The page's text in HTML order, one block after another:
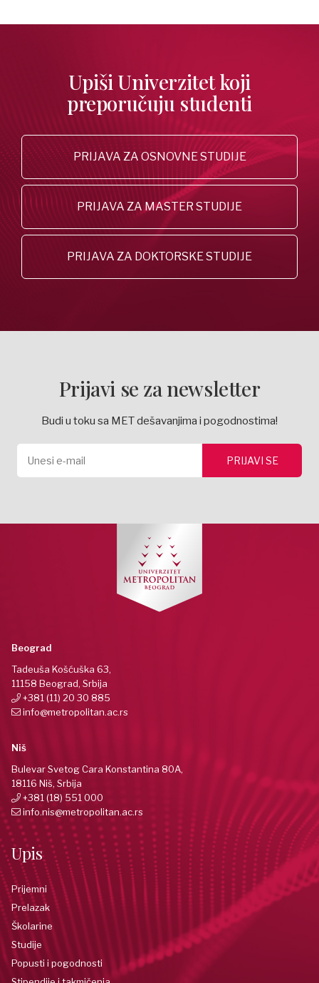
Upiši Univerzitet koji
preporučuju studenti
PRIJAVA ZA OSNOVNE STUDIJE
PRIJAVA ZA MASTER STUDIJE
PRIJAVA ZA DOKTORSKE STUDIJE
Prijavi se za newsletter
Budi u toku sa MET dešavanjima i pogodnostima!
Beograd
Tadeuša Košćuška 63,
11158 Beograd, Srbija
+381 (11) 20 30 885
info@metropolitan.ac.rs
Niš
Bulevar Svetog Cara Konstantina 80A,
18116 Niš, Srbija
+381 (18) 551 000
info.nis@metropolitan.ac.rs
Upis
Prijemni
Prelazak
Školarine
Studije
Popusti i pogodnosti